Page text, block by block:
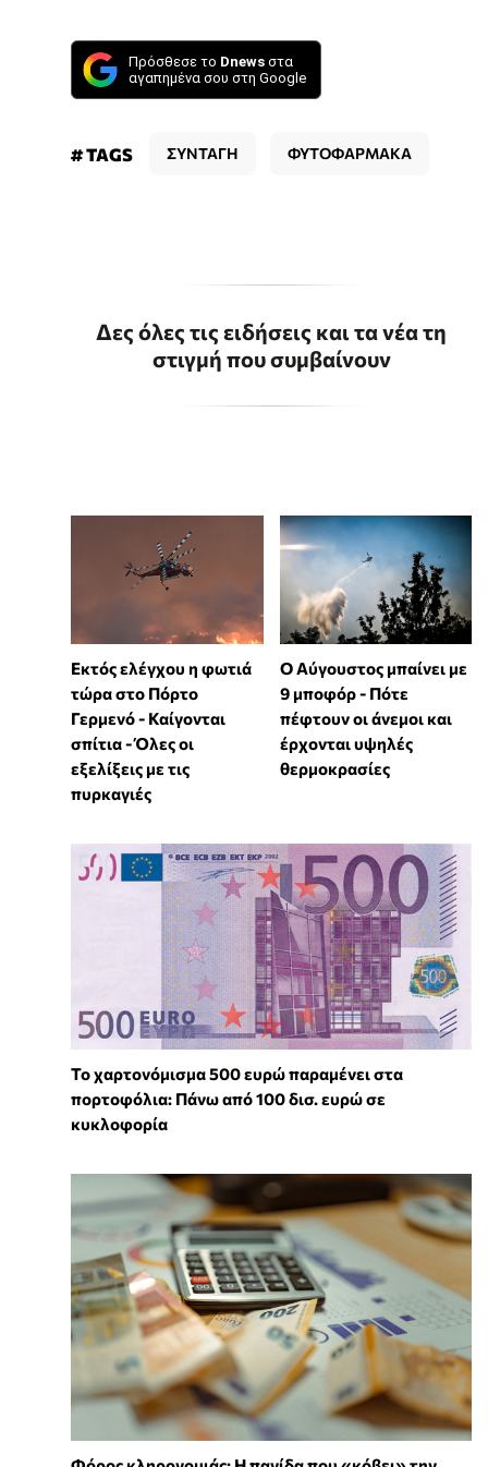
Πρόσθεσε το Dnews στα
αγαπημένα σου στη Google
# TAGS ΣΥΝΤΑΓΗ ΦΥΤΟΦΑΡΜΑΚΑ
Δες όλες τις ειδήσεις και τα νέα τη
στιγμή που συμβαίνουν
Εκτός ελέγχου η φωτιά
τώρα στο Πόρτο
Γερμενό - Καίγονται
σπίτια - Όλες οι
εξελίξεις με τις
πυρκαγιές
Ο Αύγουστος μπαίνει με
9 μποφόρ - Πότε
πέφτουν οι άνεμοι και
έρχονται υψηλές
θερμοκρασίες
Το χαρτονόμισμα 500 ευρώ παραμένει στα
πορτοφόλια: Πάνω από 100 δισ. ευρώ σε
κυκλοφορία